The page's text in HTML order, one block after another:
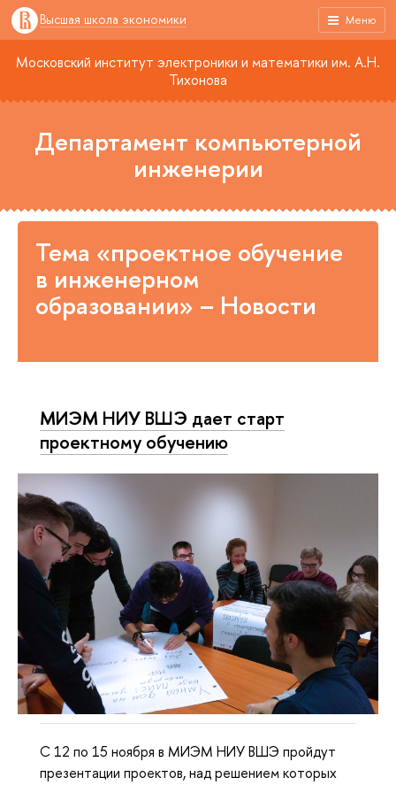
Меню
Высшая школа экономики
Московский институт электроники и математики им. А.Н.
Тихонова
Департамент компьютерной
инженерии
Тема «проектное обучение
в инженерном
образовании» – Новости
МИЭМ НИУ ВШЭ дает старт
проектному обучению
С 12 по 15 ноября в МИЭМ НИУ ВШЭ пройдут
презентации проектов, над решением которых